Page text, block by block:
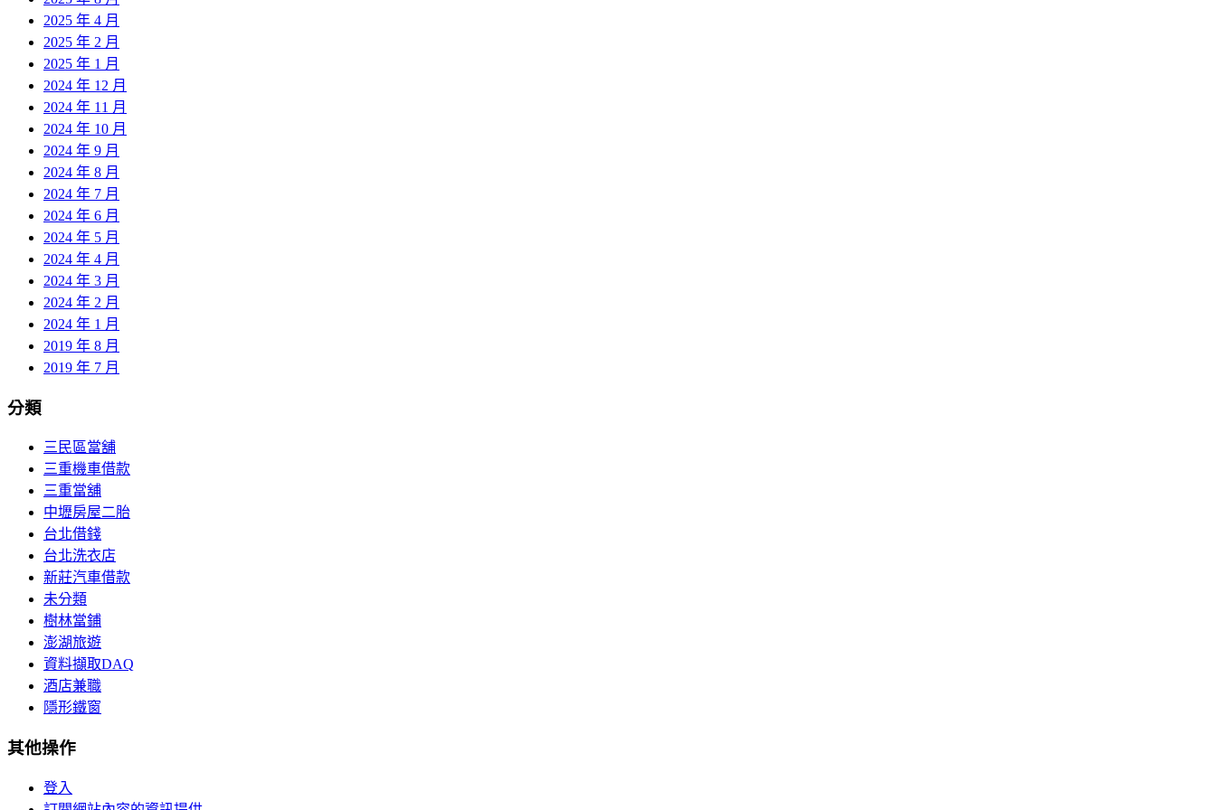
2025 年 4 月
2025 年 2 月
2025 年 1 月
2024 年 12 月
2024 年 11 月
2024 年 10 月
2024 年 9 月
2024 年 8 月
2024 年 7 月
2024 年 6 月
2024 年 5 月
2024 年 4 月
2024 年 3 月
2024 年 2 月
2024 年 1 月
2019 年 8 月
2019 年 7 月
分類
三民區當舖
三重機車借款
三重當舖
中壢房屋二胎
台北借錢
台北洗衣店
新莊汽車借款
未分類
樹林當鋪
澎湖旅遊
資料擷取DAQ
酒店兼職
隱形鐵窗
其他操作
登入